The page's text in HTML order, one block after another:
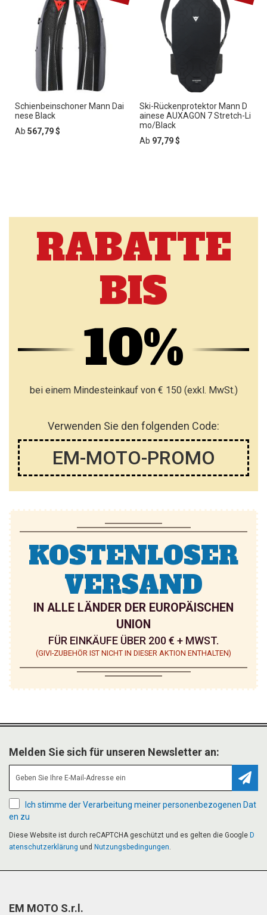
Schienbeinschoner Mann Dai
nese Black
Ab 567,79 $
Ski-Rückenprotektor Mann D
ainese AUXAGON 7 Stretch-Li
mo/Black
Ab 97,79 $
RABATTE
BIS
10%
bei einem Mindesteinkauf von € 150 (exkl. MwSt.)
Verwenden Sie den folgenden Code:
EM-MOTO-PROMO
KOSTENLOSER
VERSAND
IN ALLE LÄNDER DER EUROPÄISCHEN
UNION
FÜR EINKÄUFE ÜBER 200 € + MWST.
(GIVI-ZUBEHÖR IST NICHT IN DIESER AKTION ENTHALTEN)
Melden Sie sich für unseren Newsletter an:
Ich stimme der Verarbeitung meiner personenbezogenen Dat
en zu
Diese Website ist durch reCAPTCHA geschützt und es gelten die Google D
atenschutzerklärung und Nutzungsbedingungen.
EM MOTO S.r.l.